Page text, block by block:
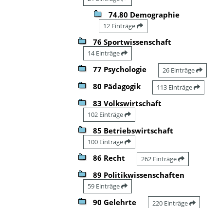
74.80 Demographie
12 Einträge
76 Sportwissenschaft
14 Einträge
77 Psychologie 26 Einträge
80 Pädagogik 113 Einträge
83 Volkswirtschaft
102 Einträge
85 Betriebswirtschaft
100 Einträge
86 Recht 262 Einträge
89 Politikwissenschaften
59 Einträge
90 Gelehrte 220 Einträge